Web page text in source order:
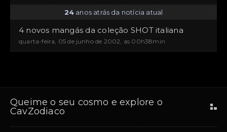
24anos atrás da notícia atual
4 novos mangás da coleção SHOT italiana
quarta-feira, 05 de junho de 2002, as 00h38min
Queime o seu cosmo e explore o
CavZodiaco